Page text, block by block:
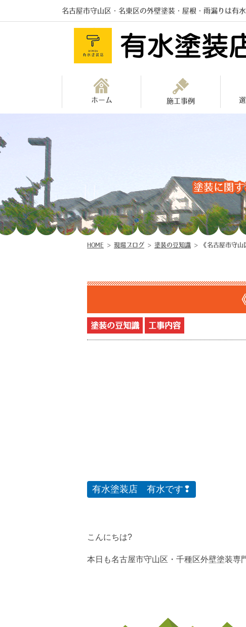
名古屋市守山区・名東区の外壁塗装・屋根・雨漏りは有
ホーム 施工事例
塗装に関
HOME > 現場ブログ > 塗装の豆知識 > 《名古屋市守
塗装の豆知識 工事内容
有水塗装店 有水です❢
こんにちは?
本日も名古屋市守山区・千種区外壁塗装